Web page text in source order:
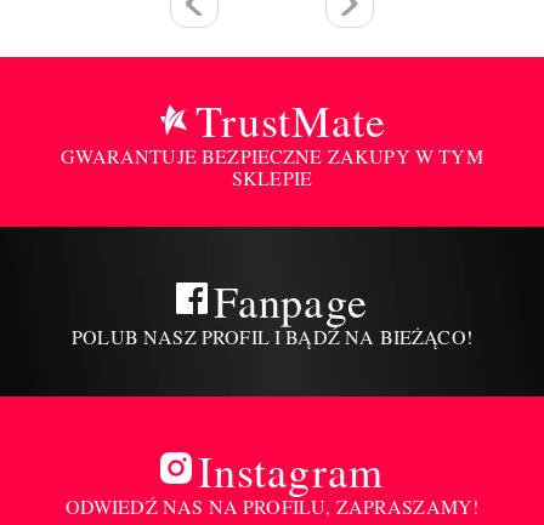
TrustMate
GWARANTUJE BEZPIECZNE ZAKUPY W TYM
SKLEPIE
Fanpage
POLUB NASZ PROFIL I BĄDŹ NA BIEŻĄCO!
Instagram
ODWIEDŹ NAS NA PROFILU, ZAPRASZAMY!